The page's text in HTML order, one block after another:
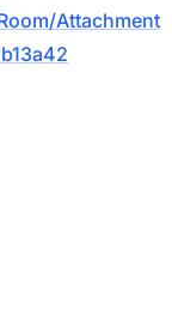
Attachment